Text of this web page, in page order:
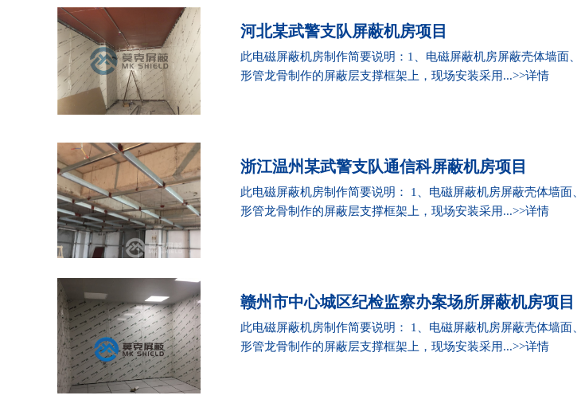
河北某武警支队屏蔽机房项目
此电磁屏蔽机房制作简要说明：1、电磁屏蔽机房屏蔽壳体墙面
形管龙骨制作的屏蔽层支撑框架上，现场安装采用...>>详情
浙江温州某武警支队通信科屏蔽机房项目
此电磁屏蔽机房制作简要说明： 1、电磁屏蔽机房屏蔽壳体墙
形管龙骨制作的屏蔽层支撑框架上，现场安装采用...>>详情
赣州市中心城区纪检监察办案场所屏蔽机房项目
此电磁屏蔽机房制作简要说明： 1、电磁屏蔽机房屏蔽壳体墙
形管龙骨制作的屏蔽层支撑框架上，现场安装采用...>>详情